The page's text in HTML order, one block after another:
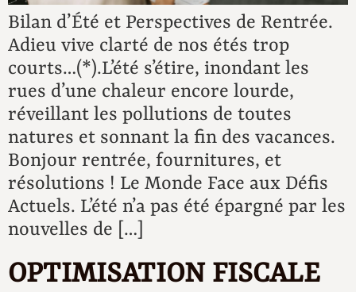
Bilan d’Été et Perspectives de Rentrée.
Adieu vive clarté de nos étés trop
courts…(*).L’été s’étire, inondant les
rues d’une chaleur encore lourde,
réveillant les pollutions de toutes
natures et sonnant la fin des vacances.
Bonjour rentrée, fournitures, et
résolutions ! Le Monde Face aux Défis
Actuels. L’été n’a pas été épargné par les
nouvelles de […]
OPTIMISATION FISCALE